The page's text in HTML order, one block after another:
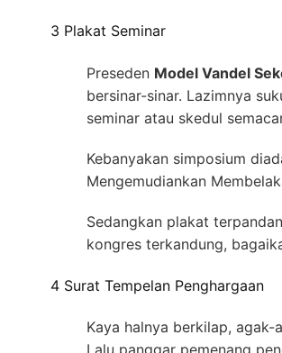
3 Plakat Seminar
Preseden Model Vandel
bersinar-sinar. Lazimnya
seminar atau skedul
Kebanyakan simposium
Mengemudiankan
Sedangkan plakat
kongres terkandung,
4 Surat Tempelan Penghargaan
Kaya halnya berkilap,